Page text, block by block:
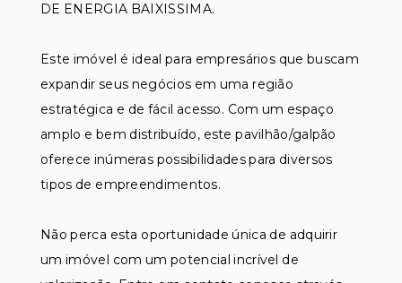
DE ENERGIA BAIXISSIMA.
Este imóvel é ideal para empresários que buscam
expandir seus negócios em uma região
estratégica e de fácil acesso. Com um espaço
amplo e bem distribuído, este pavilhão/galpão
oferece inúmeras possibilidades para diversos
tipos de empreendimentos.
Não perca esta oportunidade única de adquirir
um imóvel com um potencial incrível de